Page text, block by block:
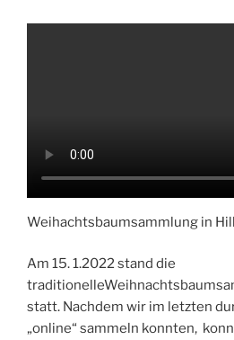
Weihachtsbaumsammlung in
Am 15. 1.2022 stand die
statt. Nachdem wir im letzten
„online“ sammeln konnten,